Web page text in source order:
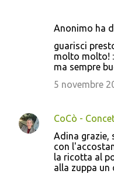
Anonimo ha
guarisci
molto molto!
ma sempre
5 novembre
CoCò -
Adina grazie,
con
la ricotta al
alla zuppa un